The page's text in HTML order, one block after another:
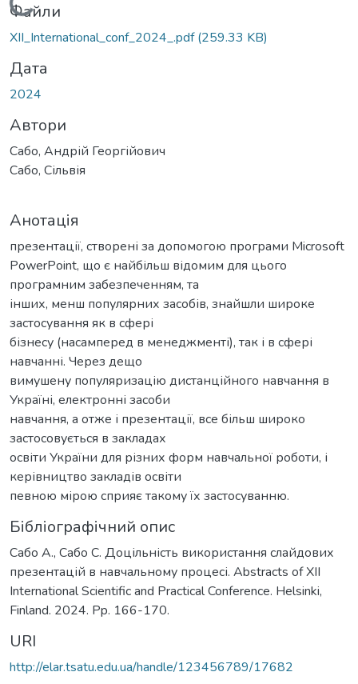
Вантажиться...
Файли
XII_International_conf_2024_.pdf(259.33 KB)
Дата
2024
Автори
Сабо, Андрій Георгійович
Сабо, Сільвія
Анотація
презентації, створені за допомогою програми Microsoft
PowerPoint, що є найбільш відомим для цього
програмним забезпеченням, та
інших, менш популярних засобів, знайшли широке
застосування як в сфері
бізнесу (насамперед в менеджменті), так і в сфері
навчанні. Через дещо
вимушену популяризацію дистанційного навчання в
Україні, електронні засоби
навчання, а отже і презентації, все більш широко
застосовується в закладах
освіти України для різних форм навчальної роботи, і
керівництво закладів освіти
певною мірою сприяє такому їх застосуванню.
Бібліографічний опис
Сабо А., Сабо С. Доцільність використання слайдових
презентацій в навчальному процесі. Abstracts of XII
International Scientific and Practical Conference. Helsinki,
Finland. 2024. Pp. 166-170.
URI
http://elar.tsatu.edu.ua/handle/123456789/17682